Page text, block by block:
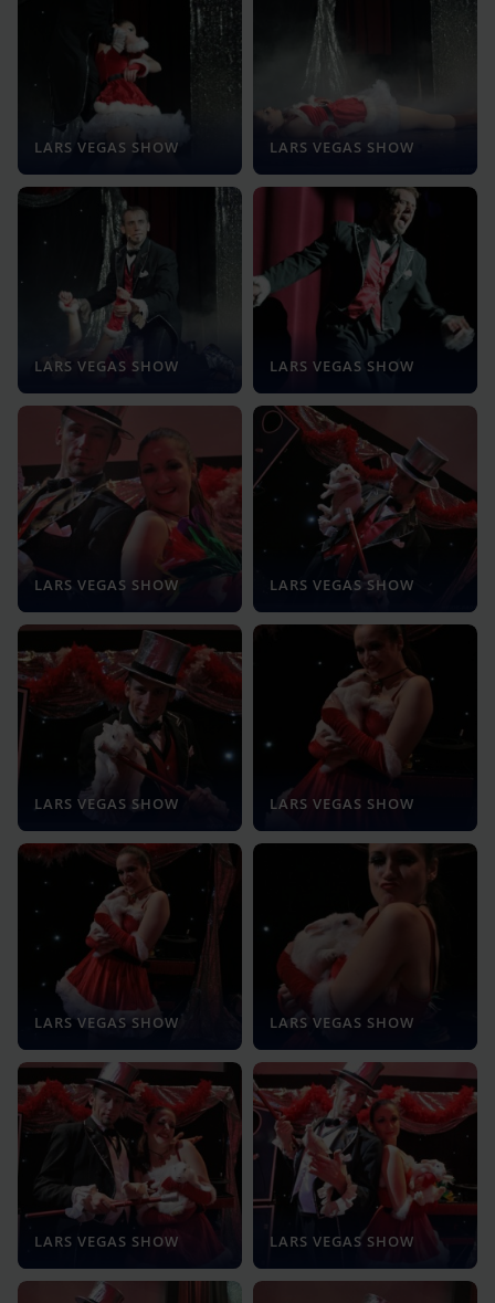
LARS VEGAS SHOW LARS VEGAS SHOW
LARS VEGAS SHOW LARS VEGAS SHOW
LARS VEGAS SHOW LARS VEGAS SHOW
LARS VEGAS SHOW LARS VEGAS SHOW
LARS VEGAS SHOW LARS VEGAS SHOW
LARS VEGAS SHOW LARS VEGAS SHOW